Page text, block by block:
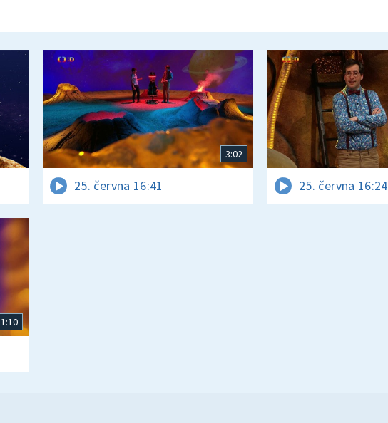
3:02
25. června 16:41 25. června 16:24
1:10